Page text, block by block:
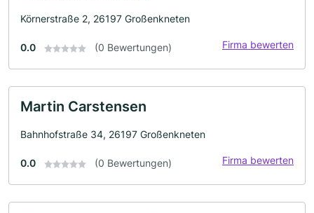
Körnerstraße 2, 26197 Großenkneten
0.0 (0 Bewertungen) Firma bewerten
Martin Carstensen
Bahnhofstraße 34, 26197 Großenkneten
0.0 (0 Bewertungen) Firma bewerten